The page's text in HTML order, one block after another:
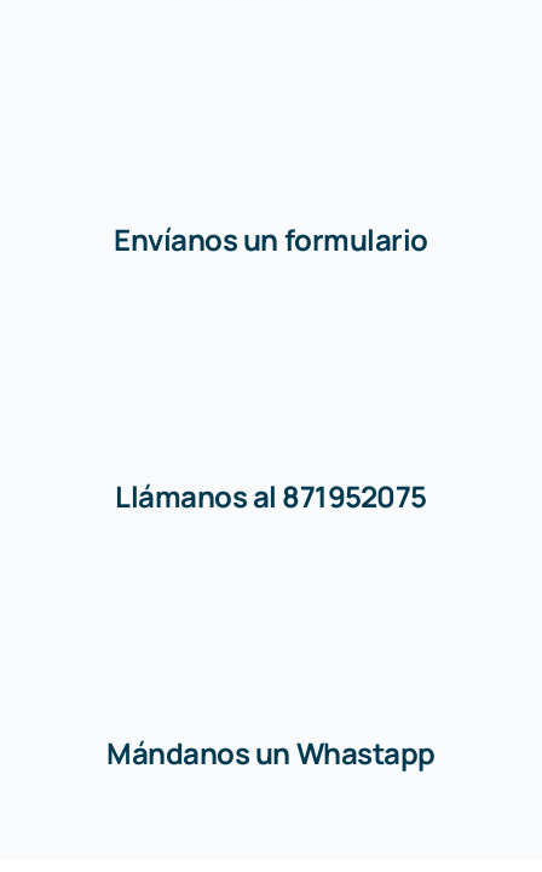
Envíanos un formulario
Llámanos al 871952075
Mándanos un Whastapp